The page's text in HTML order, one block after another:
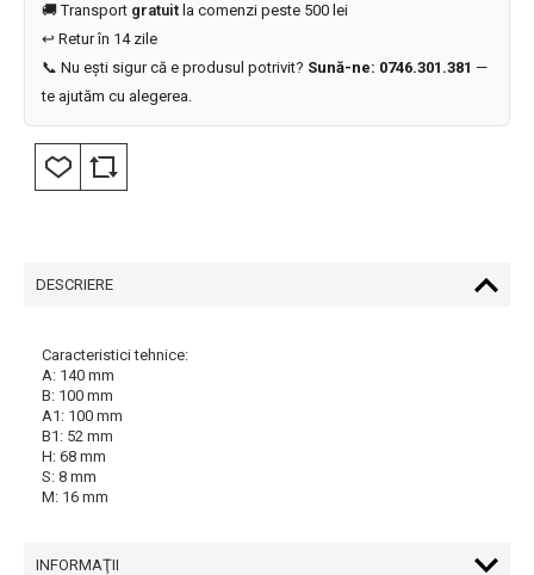
🚚 Transport gratuit la comenzi peste 500 lei
↩️ Retur în 14 zile
📞 Nu ești sigur că e produsul potrivit? Sună-ne: 0746.301.381 —
te ajutăm cu alegerea.
DESCRIERE
Caracteristici tehnice:
A: 140 mm
B: 100 mm
A1: 100 mm
B1: 52 mm
H: 68 mm
S: 8 mm
M: 16 mm
INFORMAŢII